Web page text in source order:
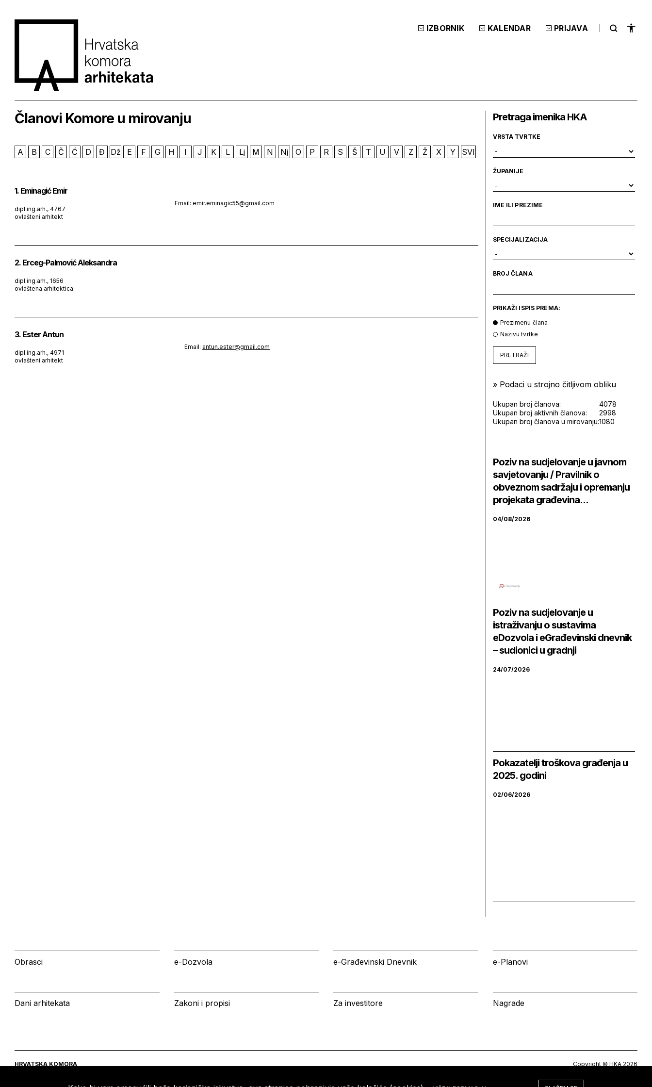
IZBORNIK KALENDAR PRIJAVA
Članovi Komore u mirovanju
A B C Č Ć D Đ Dž E F G H I J K L Lj M N Nj O P R S Š T U V Z Ž X Y SVI
1. Eminagić Emir
dipl.ing.arh., 4767
ovlašteni arhitekt
Email: emir.eminagic55@gmail.com
2. Erceg-Palmović Aleksandra
dipl.ing.arh., 1656
ovlaštena arhitektica
3. Ester Antun
dipl.ing.arh., 4971
ovlašteni arhitekt
Email: antun.ester@gmail.com
Pretraga imenika HKA
VRSTA TVRTKE
ŽUPANIJE
IME ILI PREZIME
SPECIJALIZACIJA
BROJ ČLANA
PRIKAŽI ISPIS PREMA:
Prezimenu člana
Nazivu tvrtke
PRETRAŽI
» Podaci u strojno čitljivom obliku
Ukupan broj članova:
4078
Ukupan broj aktivnih članova:
2998
Ukupan broj članova u mirovanju:1080
Poziv na sudjelovanje u javnom
savjetovanju / Pravilnik o
obveznom sadržaju i opremanju
projekata građevina...
04/08/2026
Poziv na sudjelovanje u
istraživanju o sustavima
eDozvola i eGrađevinski dnevnik
– sudionici u gradnji
24/07/2026
Pokazatelji troškova građenja u
2025. godini
02/06/2026
Obrasci e-Dozvola e-Građevinski Dnevnik e-Planovi
Dani arhitekata Zakoni i propisi Za investitore Nagrade
HRVATSKA KOMORA
Copyright © HKA 2026